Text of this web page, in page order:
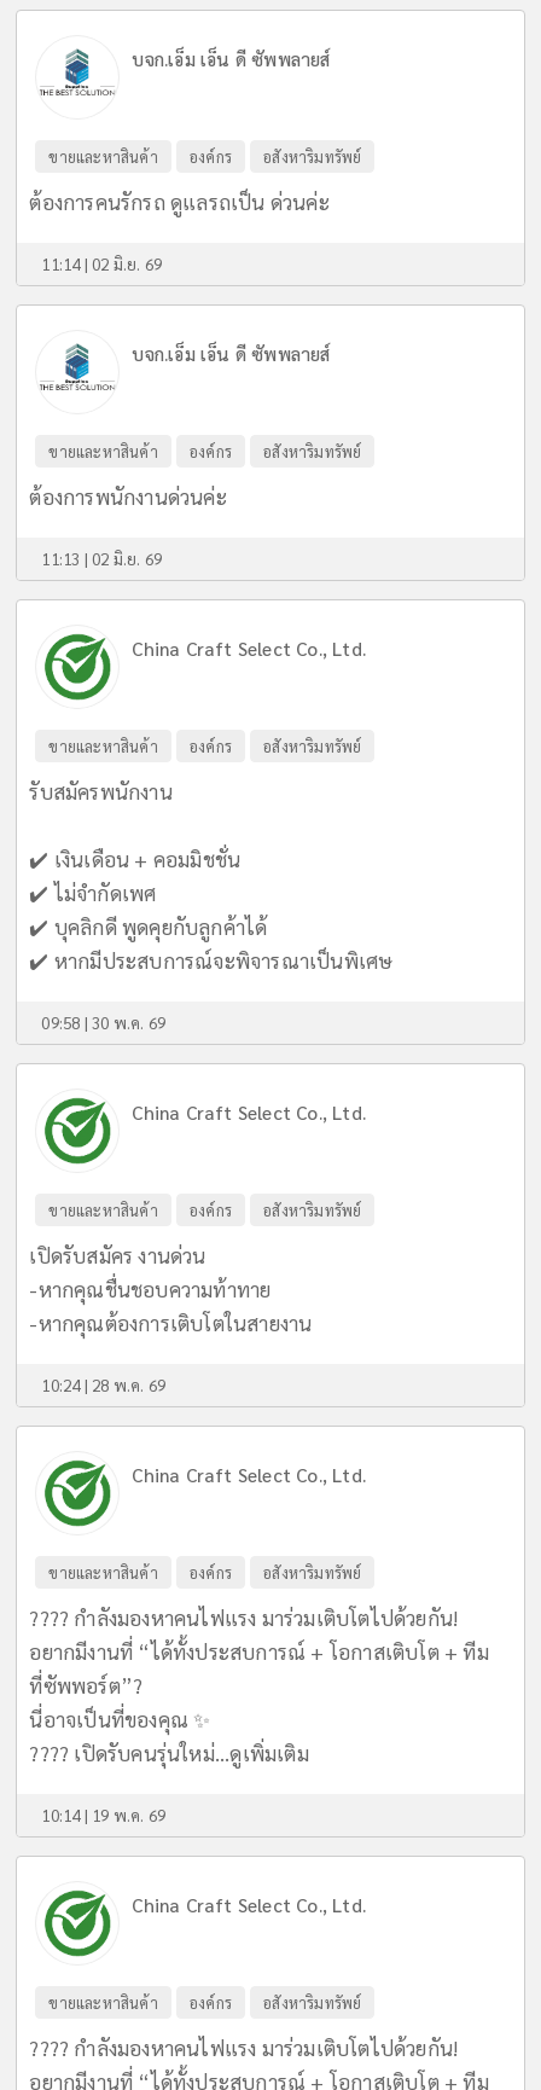
บจก.เอ็ม เอ็น ดี ซัพพลายส์
ขายและหาสินค้า องค์กร อสังหาริมทรัพย์
ต้องการคนรักรถ ดูแลรถเป็น ด่วนค่ะ
11:14 | 02 มิ.ย. 69
บจก.เอ็ม เอ็น ดี ซัพพลายส์
ขายและหาสินค้า องค์กร อสังหาริมทรัพย์
ต้องการพนักงานด่วนค่ะ
11:13 | 02 มิ.ย. 69
China Craft Select Co., Ltd.
ขายและหาสินค้า องค์กร อสังหาริมทรัพย์
รับสมัครพนักงาน
✔️ เงินเดือน + คอมมิชชั่น
✔️ ไม่จำกัดเพศ
✔️ บุคลิกดี พูดคุยกับลูกค้าได้
✔️ หากมีประสบการณ์จะพิจารณาเป็นพิเศษ
09:58 | 30 พ.ค. 69
China Craft Select Co., Ltd.
ขายและหาสินค้า องค์กร อสังหาริมทรัพย์
เปิดรับสมัคร งานด่วน
-หากคุณชื่นชอบความท้าทาย
-หากคุณต้องการเติบโตในสายงาน
10:24 | 28 พ.ค. 69
China Craft Select Co., Ltd.
ขายและหาสินค้า องค์กร อสังหาริมทรัพย์
???? กำลังมองหาคนไฟแรง มาร่วมเติบโตไปด้วยกัน!
อยากมีงานที่ “ได้ทั้งประสบการณ์ + โอกาสเติบโต + ทีม
ที่ซัพพอร์ต”?
นี่อาจเป็นที่ของคุณ ✨
???? เปิดรับคนรุ่นใหม่...ดูเพิ่มเติม
10:14 | 19 พ.ค. 69
China Craft Select Co., Ltd.
ขายและหาสินค้า องค์กร อสังหาริมทรัพย์
???? กำลังมองหาคนไฟแรง มาร่วมเติบโตไปด้วยกัน!
อยากมีงานที่ “ได้ทั้งประสบการณ์ + โอกาสเติบโต + ทีม